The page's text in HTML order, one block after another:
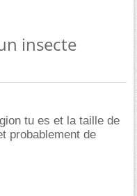
insecte
tu es et la taille de
probablement de